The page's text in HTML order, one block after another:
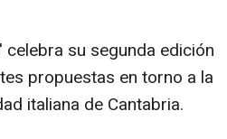
celebra su segunda edición
propuestas en torno a la
italiana de Cantabria.